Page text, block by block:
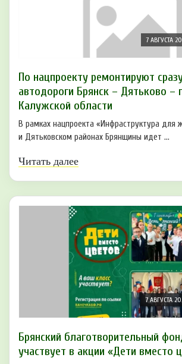
7 АВГУСТА
По нацпроекту ремонтируют
автодороги Брянск – Дятьково –
Калужской области
В рамках нацпроекта «Инфраструктура для
и Дятьковском районах Брянщины идет ...
Читать далее
7 АВГУСТА
Брянский благотворительный
участвует в акции «Дети вместо